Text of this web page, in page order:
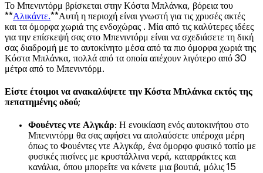
Το Μπενιντόρμ βρίσκεται στην Κόστα Μπλάνκα, βόρεια του
**Αλικάντε.**Αυτή η περιοχή είναι γνωστή για τις χρυσές ακτές
και τα όμορφα χωριά της ενδοχώρας . Μία από τις καλύτερες ιδέες
για την επίσκεψή σας στο Μπενιντόρμ είναι να σχεδιάσετε τη δική
σας διαδρομή με το αυτοκίνητο μέσα από τα πιο όμορφα χωριά της
Κόστα Μπλάνκα, πολλά από τα οποία απέχουν λιγότερο από 30
μέτρα από το Μπενιντόρμ.
Είστε έτοιμοι να ανακαλύψετε την Κόστα Μπλάνκα εκτός της
πεπατημένης οδού;
Φουέντες ντε Αλγκάρ: Η ενοικίαση ενός αυτοκινήτου στο
Μπενιντόρμ θα σας αφήσει να απολαύσετε υπέροχα μέρη
όπως το Φουέντες ντε Αλγκάρ, ένα όμορφο φυσικό τοπίο με
φυσικές πισίνες με κρυστάλλινα νερά, καταρράκτες και
κανάλια, όπου μπορείτε να κάνετε μια βουτιά, μόλις 15